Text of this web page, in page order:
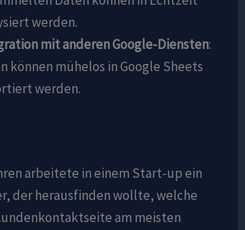
werden.
mit anderen Google-Diensten:
können mühelos in Google Sheets
werden.
arbeitete in einem Start-up ein
der herausfinden wollte, welche
am meisten